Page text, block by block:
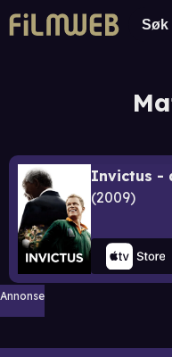
Invictus -
2009
Annonse